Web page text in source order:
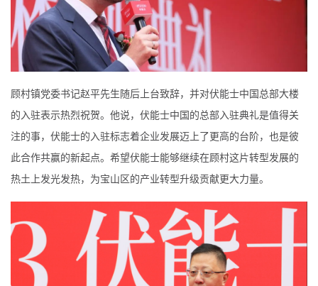
顾村镇党委书记赵平先生随后上台致辞，并对伏能士中国总部大楼
的入驻表示热烈祝贺。他说，伏能士中国的总部入驻典礼是值得关
注的事，伏能士的入驻标志着企业发展迈上了更高的台阶，也是彼
此合作共赢的新起点。希望伏能士能够继续在顾村这片转型发展的
热土上发光发热，为宝山区的产业转型升级贡献更大力量。